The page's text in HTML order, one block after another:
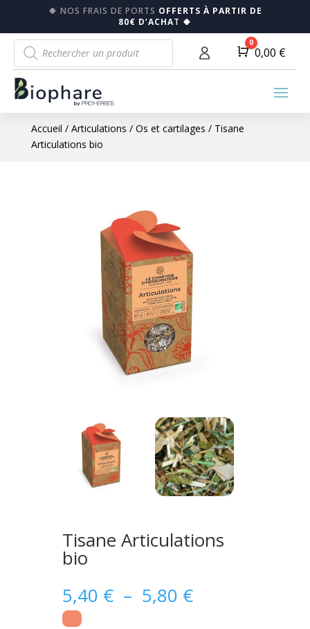
🍀 NOS FRAIS DE PORTS OFFERTS À PARTIR DE
80€ D’ACHAT 🍀
Recherche
de
produits
Panier
0
0,00 €
Accueil / Articulations / Os et cartilages / Tisane
Articulations bio
Tisane Articulations
bio
5,40 € – 5,80 €Plage
de